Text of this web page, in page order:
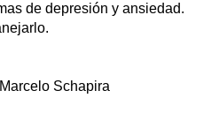
de depresión y ansiedad.
Schapira